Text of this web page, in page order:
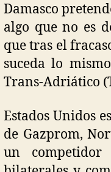
Damasco
algo que no es
que tras el
suceda lo
Trans-Adriático
Estados Unidos
de Gazprom,
un competidor